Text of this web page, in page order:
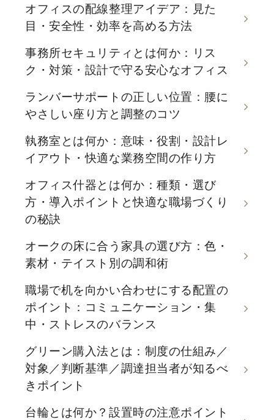
オフィスの配線整理アイデア：見た
目・安全性・効率を高める方法
事務所セキュリティとは何か：リス
ク・対策・設計で守る安心なオフィス
ランバーサポートの正しい位置：腰に
やさしい座り方と調整のコツ
執務室とは何か：意味・役割・設計レ
イアウト・快適な業務空間の作り方
オフィス什器とは何か：種類・選び
方・導入ポイントと快適な職場づくり
の秘訣
オークの床に合う家具の選び方：色・
素材・テイスト別の調和術
職場で机を向かい合わせにする配置の
ポイント：コミュニケーション・集
中・ストレスのバランス
グリーン購入法とは：制度の仕組み／
対象／判断基準／調達担当者が知るべ
きポイント
台輪とは何か？設置時の注意ポイント